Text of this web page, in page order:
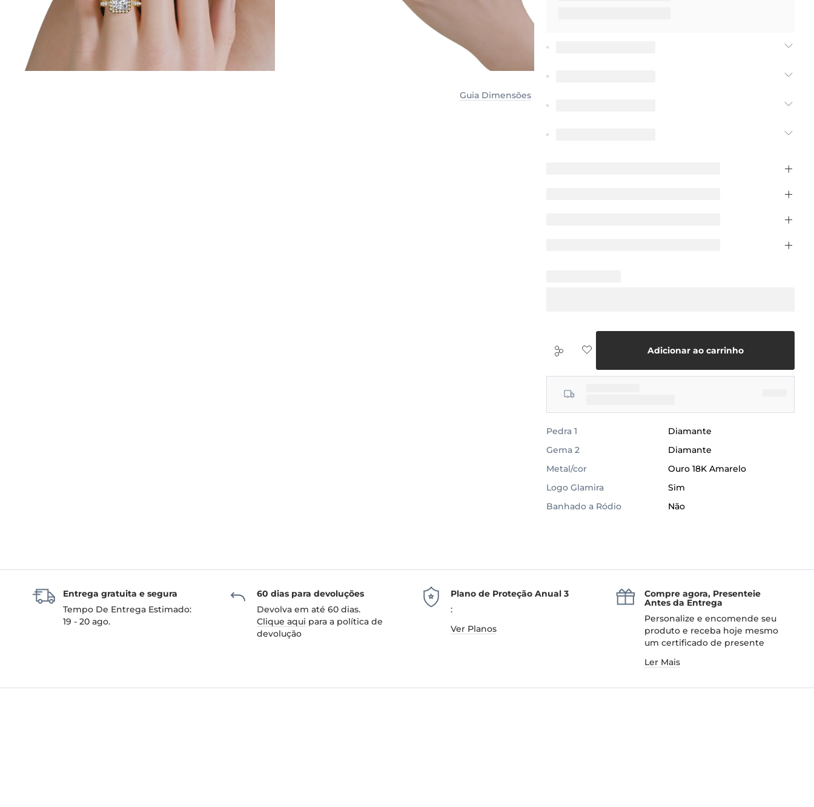
Guia Dimensões
Adicionar ao carrinho
Pedra 1
Diamante
Gema 2
Diamante
Metal/cor
Ouro 18K Amarelo
Logo Glamira
Sim
Banhado a Ródio
Não
Entrega gratuita e segura
Tempo De Entrega Estimado:
19 - 20 ago.
60 dias para devoluções
Devolva em até 60 dias.
Clique aqui para a política de
devolução
Plano de Proteção Anual 3
:
Ver Planos
Compre agora, Presenteie
Antes da Entrega
Personalize e encomende seu
produto e receba hoje mesmo
um certificado de presente
Ler Mais